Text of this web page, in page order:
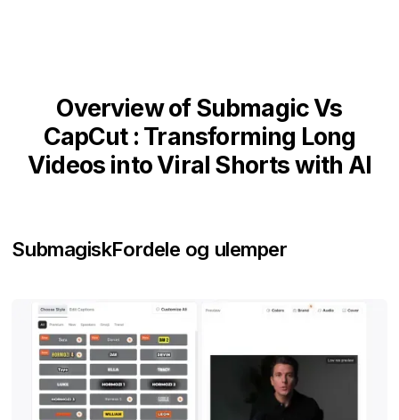
Overview of Submagic Vs
CapCut : Transforming Long
Videos into Viral Shorts with AI
SubmagiskFordele og ulemper